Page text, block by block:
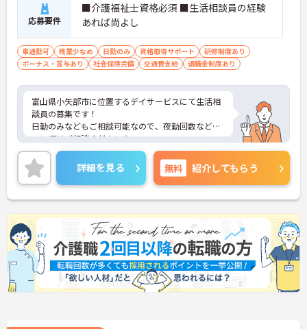
応募要件
■介護福祉士資格必須 ■生活相談員の経験
あれば尚よし
車通勤可 残業少なめ 日勤のみ 資格取得サポート
研修制度あり
ボーナス・賞与あり
社会保険完備 交通費支給 退職金制度あり
富山県小矢部市に位置するデイサービスにて生活相
談員の募集です！
日勤のみなどもご相談可能なので、夜勤回数などに
ついてはご相談ください☆
人と話すことが好きな方、笑うことが好きな方、楽
しいことが好きな方歓迎いたします♪
ご興味ある方には、面接対策ポイントなど、さらに
詳細をお話しいたしますのでお気軽にご相談くださ
い！
詳細を見る 無料 紹介してもらう